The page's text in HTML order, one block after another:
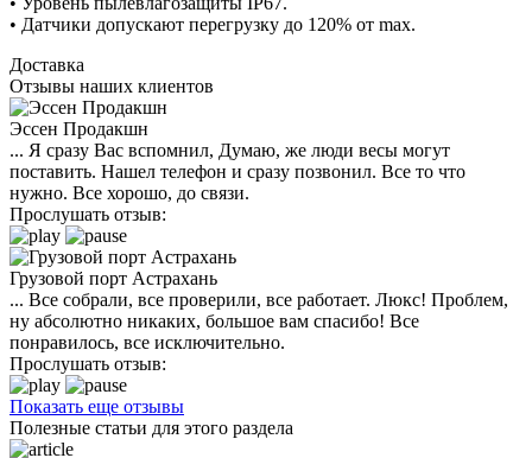
• Датчики допускают перегрузку до 120% от max.
Доставка
Отзывы наших клиентов
Эссен Продакшн
... Я сразу Вас вспомнил, Думаю, же люди весы могут
поставить. Нашел телефон и сразу позвонил. Все то что
нужно. Все хорошо, до связи.
Прослушать отзыв:
Грузовой порт Астрахань
... Все собрали, все проверили, все работает. Люкс! Проблем,
ну абсолютно никаких, большое вам спасибо! Все
понравилось, все исключительно.
Прослушать отзыв:
Показать еще отзывы
Полезные статьи для этого раздела